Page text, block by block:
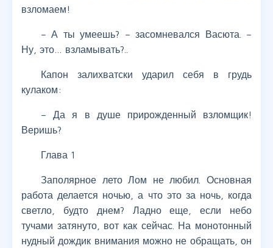
взломаем!
– А ты умеешь? – засомневался Васюта. –
Ну, это… взламывать?..
Капон залихватски ударил себя в грудь
кулаком:
– Да я в душе прирожденный взломщик!
Веришь?
Глава 1
Заполярное лето Лом не любил. Основная
работа делается ночью, а что это за ночь, когда
светло, будто днем? Ладно еще, если небо
тучами затянуто, вот как сейчас. На монотонный
нудный дождик внимания можно не обращать, он